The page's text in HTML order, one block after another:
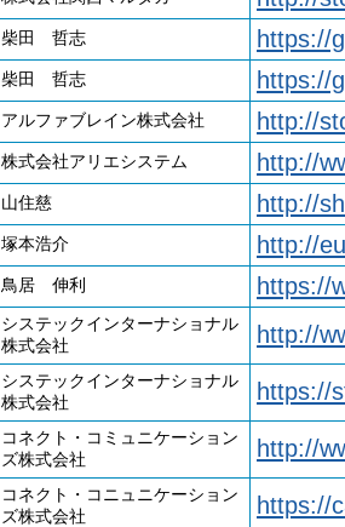
柴田 哲志 https://
柴田 哲志 https://
アルファブレイン株式会社 http://
株式会社アリエシステム http://
山住慈 http://
塚本浩介 http://
鳥居 伸利 https://
システックインターナショナル
株式会社
http://
システックインターナショナル
株式会社
https://
コネクト・コミュニケーション
ズ株式会社
http://
コネクト・コニュニケーション
ズ株式会社
https://